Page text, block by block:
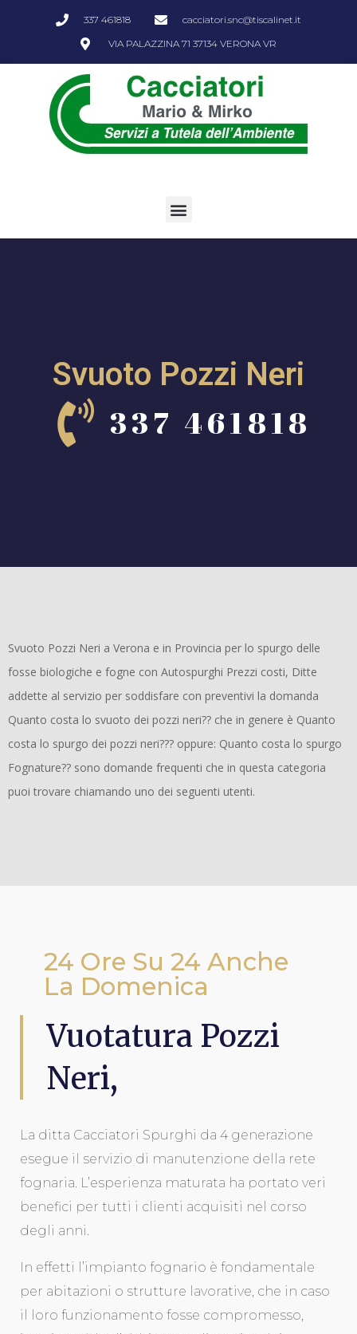
337 461818
cacciatori.snc@tiscalinet.it
VIA PALAZZINA 71 37134 VERONA VR
Svuoto Pozzi Neri
337 461818
Svuoto Pozzi Neri a Verona e in Provincia per lo spurgo delle
fosse biologiche e fogne con Autospurghi Prezzi costi, Ditte
addette al servizio per soddisfare con preventivi la domanda
Quanto costa lo svuoto dei pozzi neri?? che in genere è Quanto
costa lo spurgo dei pozzi neri??? oppure: Quanto costa lo spurgo
Fognature?? sono domande frequenti che in questa categoria
puoi trovare chiamando uno dei seguenti utenti.
24 Ore Su 24 Anche
La Domenica
Vuotatura Pozzi
Neri,
La ditta Cacciatori Spurghi da 4 generazione
esegue il servizio di manutenzione della rete
fognaria. L’esperienza maturata ha portato veri
benefici per tutti i clienti acquisiti nel corso
degli anni.
In effetti l’impianto fognario è fondamentale
per abitazioni o strutture lavorative, che in caso
il loro funzionamento fosse compromesso,